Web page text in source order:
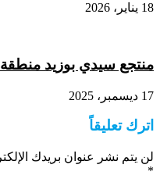
18 يناير، 2026
منتجع سيدي بوزيد منطقة
17 ديسمبر، 2025
اترك تعليقاً
لن يتم نشر عنوان بريدك
*